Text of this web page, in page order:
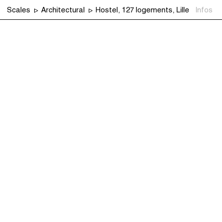
Scales Architectural Hostel, 127 logements, Lille Infos